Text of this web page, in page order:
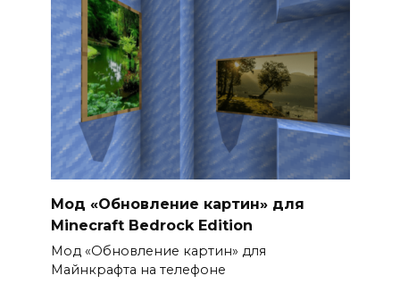
Мод «Обновление картин» для
Minecraft Bedrock Edition
Мод «Обновление картин» для
Майнкрафта на телефоне